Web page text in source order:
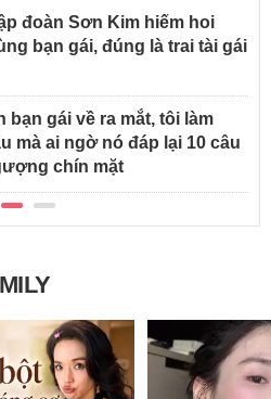
đoàn Sơn Kim hiếm hoi
bạn gái, đúng là trai tài gái
bạn gái về ra mắt, tôi làm
mà ai ngờ nó đáp lại 10 câu
chín mặt